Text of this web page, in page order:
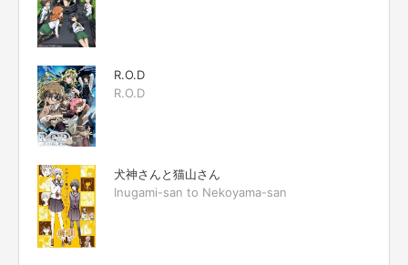
R.O.D
R.O.D
犬神さんと猫山さん
Inugami-san to Nekoyama-san